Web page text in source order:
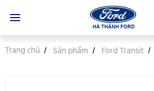
Trang chủ Sản phẩm Ford Transit